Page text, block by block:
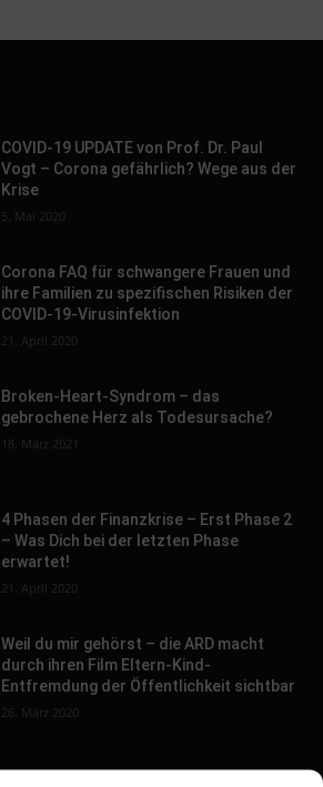
COVID-19 UPDATE von Prof. Dr. Paul
Vogt – Corona gefährlich? Wege aus der
Krise
5. Mai 2020
Corona FAQ für schwangere Frauen und
ihre Familien zu spezifischen Risiken der
COVID-19-Virusinfektion
21. April 2020
Broken-Heart-Syndrom – das
gebrochene Herz als Todesursache?
18. März 2021
4 Phasen der Finanzkrise – Erst Phase 2
– Was Dich bei der letzten Phase
erwartet!
21. April 2020
Weil du mir gehörst – die ARD macht
durch ihren Film Eltern-Kind-
Entfremdung der Öffentlichkeit sichtbar
26. März 2020